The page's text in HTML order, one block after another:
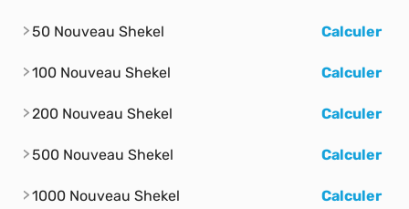
50 Nouveau Shekel Calculer
100 Nouveau Shekel Calculer
200 Nouveau Shekel Calculer
500 Nouveau Shekel Calculer
1000 Nouveau Shekel Calculer